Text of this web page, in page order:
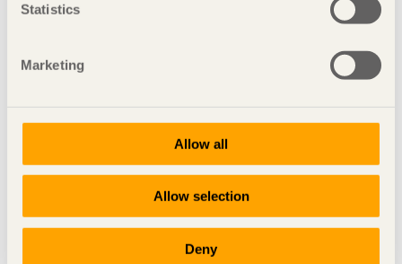
Statistics
Marketing
Allow all
Allow selection
Deny
Nyköping – en samlingsplats, lekplats och ny destination.